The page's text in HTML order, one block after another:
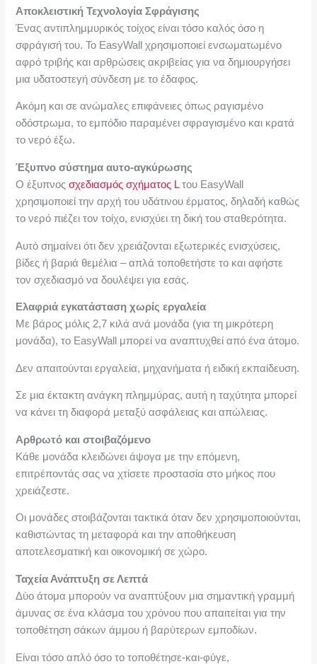
Αποκλειστική Τεχνολογία Σφράγισης
Ένας αντιπλημμυρικός τοίχος είναι τόσο καλός όσο η
σφράγισή του. Το EasyWall χρησιμοποιεί ενσωματωμένο
αφρό τριβής και αρθρώσεις ακριβείας για να δημιουργήσει
μια υδατοστεγή σύνδεση με το έδαφος.
Ακόμη και σε ανώμαλες επιφάνειες όπως ραγισμένο
οδόστρωμα, το εμπόδιο παραμένει σφραγισμένο και κρατά
το νερό έξω.
Έξυπνο σύστημα αυτο-αγκύρωσης
Ο έξυπνοςσχεδιασμός σχήματος Lτου EasyWall
χρησιμοποιεί την αρχή του υδάτινου έρματος, δηλαδή καθώς
το νερό πιέζει τον τοίχο, ενισχύει τη δική του σταθερότητα.
Αυτό σημαίνει ότι δεν χρειάζονται εξωτερικές ενισχύσεις,
βίδες ή βαριά θεμέλια – απλά τοποθετήστε το και αφήστε
τον σχεδιασμό να δουλέψει για εσάς.
Ελαφριά εγκατάσταση χωρίς εργαλεία
Με βάρος μόλις 2,7 κιλά ανά μονάδα (για τη μικρότερη
μονάδα), το EasyWall μπορεί να αναπτυχθεί από ένα άτομο.
Δεν απαιτούνται εργαλεία, μηχανήματα ή ειδική εκπαίδευση.
Σε μια έκτακτη ανάγκη πλημμύρας, αυτή η ταχύτητα μπορεί
να κάνει τη διαφορά μεταξύ ασφάλειας και απώλειας.
Αρθρωτό και στοιβαζόμενο
Κάθε μονάδα κλειδώνει άψογα με την επόμενη,
επιτρέποντάς σας να χτίσετε προστασία στο μήκος που
χρειάζεστε.
Οι μονάδες στοιβάζονται τακτικά όταν δεν χρησιμοποιούνται,
καθιστώντας τη μεταφορά και την αποθήκευση
αποτελεσματική και οικονομική σε χώρο.
Ταχεία Ανάπτυξη σε Λεπτά
Δύο άτομα μπορούν να αναπτύξουν μια σημαντική γραμμή
άμυνας σε ένα κλάσμα του χρόνου που απαιτείται για την
τοποθέτηση σάκων άμμου ή βαρύτερων εμποδίων.
Είναι τόσο απλό όσο το τοποθέτησε-και-φύγε,